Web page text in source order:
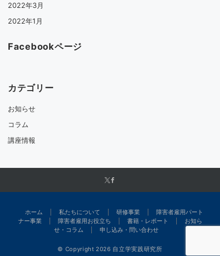
2022年3月
2022年1月
Facebookページ
カテゴリー
お知らせ
コラム
講座情報
ホーム 私たちについて 研修事業
障害者雇用パート
ナー事業
障害者雇用お役立ち 書籍・レポート
お知ら
せ・コラム
申し込み・問い合わせ
© Copyright 2026 自立学実践研究所